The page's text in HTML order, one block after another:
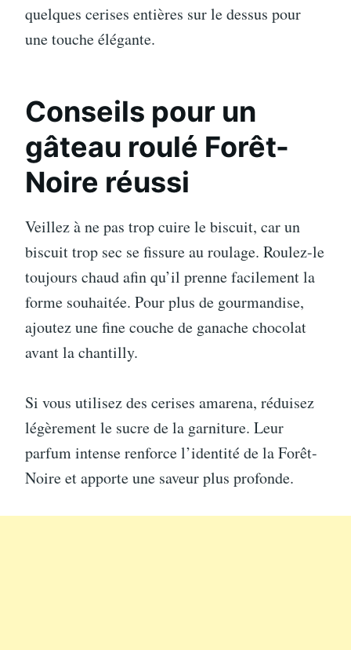
quelques cerises entières sur le dessus pour
une touche élégante.
Conseils pour un
gâteau roulé Forêt-
Noire réussi
Veillez à ne pas trop cuire le biscuit, car un
biscuit trop sec se fissure au roulage. Roulez-le
toujours chaud afin qu’il prenne facilement la
forme souhaitée. Pour plus de gourmandise,
ajoutez une fine couche de ganache chocolat
avant la chantilly.
Si vous utilisez des cerises amarena, réduisez
légèrement le sucre de la garniture. Leur
parfum intense renforce l’identité de la Forêt-
Noire et apporte une saveur plus profonde.